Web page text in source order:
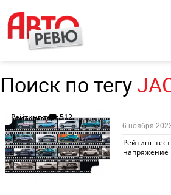
Поиск по тегу
Рейтинг-тест512
Рейтинг-
напряжение
6 ноября